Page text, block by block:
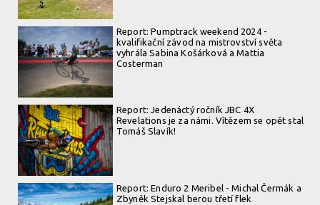
Report: Pumptrack weekend 2024 -
kvalifikační závod na mistrovství světa
vyhrála Sabina Košárková a Mattia
Costerman
Report: Jedenáctý ročník JBC 4X
Revelations je za námi. Vítězem se opět stal
Tomáš Slavík!
Report: Enduro 2 Meribel - Michal Čermák a
Zbyněk Stejskal berou třetí flek